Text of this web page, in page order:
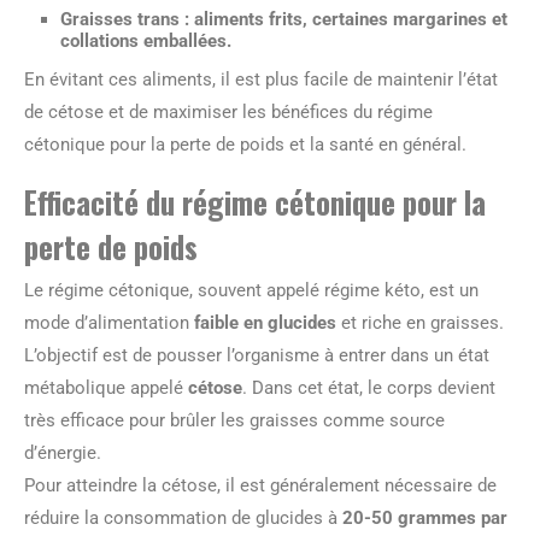
Graisses trans : aliments frits, certaines margarines et
collations emballées.
En évitant ces aliments, il est plus facile de maintenir l’état
de cétose et de maximiser les bénéfices du régime
cétonique pour la perte de poids et la santé en général.
Efficacité du régime cétonique pour la
perte de poids
Le régime cétonique, souvent appelé régime kéto, est un
mode d’alimentation faible en glucides et riche en graisses.
L’objectif est de pousser l’organisme à entrer dans un état
métabolique appelé cétose. Dans cet état, le corps devient
très efficace pour brûler les graisses comme source
d’énergie.
Pour atteindre la cétose, il est généralement nécessaire de
réduire la consommation de glucides à 20-50 grammes par